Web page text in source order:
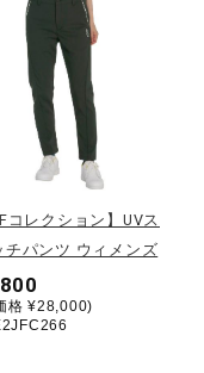
コレクション】UVス
チパンツ ウィメンズ
格 ¥28,000)